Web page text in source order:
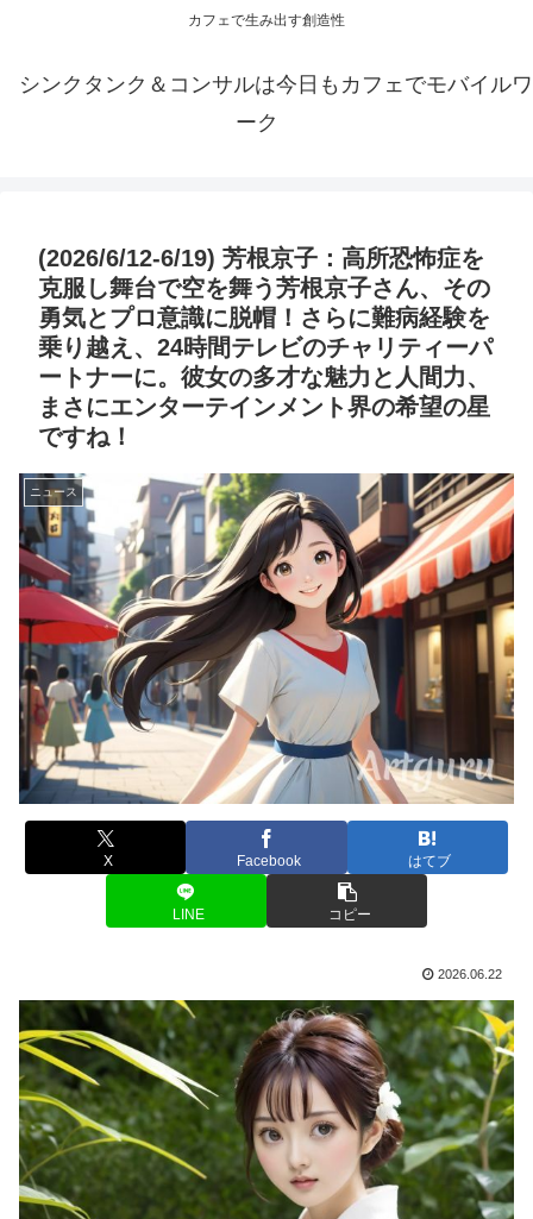
カフェで生み出す創造性
シンクタンク＆コンサルは今日もカフェでモバイルワ
ーク
(2026/6/12-6/19) 芳根京子：高所恐怖症を
克服し舞台で空を舞う芳根京子さん、その
勇気とプロ意識に脱帽！さらに難病経験を
乗り越え、24時間テレビのチャリティーパ
ートナーに。彼女の多才な魅力と人間力、
まさにエンターテインメント界の希望の星
ですね！
ニュース
X Facebook はてブ
LINE コピー
2026.06.22